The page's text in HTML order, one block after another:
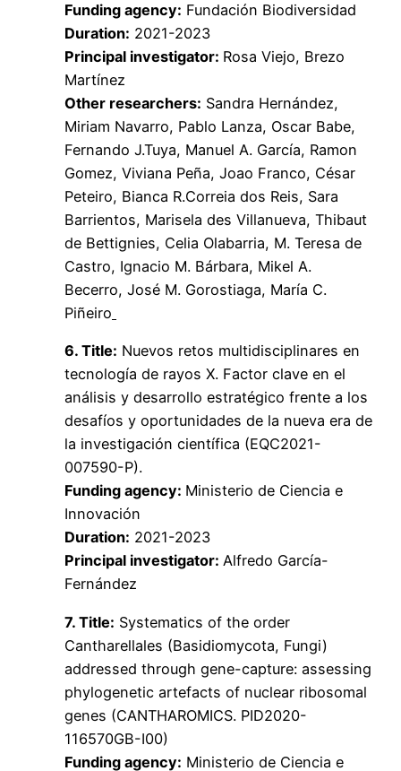
Funding agency: Fundación Biodiversidad
Duration: 2021-2023
Principal investigator: Rosa Viejo, Brezo
Martínez
Other researchers: Sandra Hernández,
Miriam Navarro, Pablo Lanza, Oscar Babe,
Fernando J.Tuya, Manuel A. García, Ramon
Gomez, Viviana Peña, Joao Franco, César
Peteiro, Bianca R.Correia dos Reis, Sara
Barrientos, Marisela des Villanueva, Thibaut
de Bettignies, Celia Olabarria, M. Teresa de
Castro, Ignacio M. Bárbara, Mikel A.
Becerro, José M. Gorostiaga, María C.
Piñeiro
6. Title: Nuevos retos multidisciplinares en
tecnología de rayos X. Factor clave en el
análisis y desarrollo estratégico frente a los
desafíos y oportunidades de la nueva era de
la investigación científica (EQC2021-
007590-P).
Funding agency: Ministerio de Ciencia e
Innovación
Duration: 2021-2023
Principal investigator: Alfredo García-
Fernández
7. Title: Systematics of the order
Cantharellales (Basidiomycota, Fungi)
addressed through gene-capture: assessing
phylogenetic artefacts of nuclear ribosomal
genes (CANTHAROMICS. PID2020-
116570GB-I00)
Funding agency: Ministerio de Ciencia e